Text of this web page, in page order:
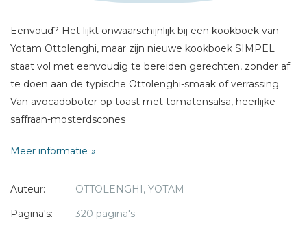
Eenvoud? Het lijkt onwaarschijnlijk bij een kookboek van
Yotam Ottolenghi, maar zijn nieuwe kookboek SIMPEL
staat vol met eenvoudig te bereiden gerechten, zonder af
te doen aan de typische Ottolenghi-smaak of verrassing.
Van avocadoboter op toast met tomatensalsa, heerlijke
saffraan-mosterdscones
en basilicum of een
SIMPEL bevat gerechten die een lust voor het oog zijn en
Meer informatie
Auteur:
OTTOLENGHI, YOTAM
Pagina's:
320 pagina's
E-mail *
Titel *
* = verplicht